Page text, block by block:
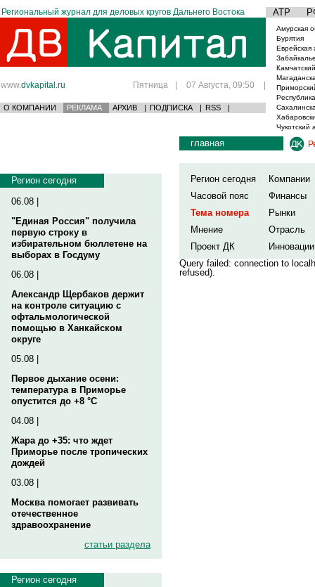
Региональный журнал для деловых кругов Дальнего Востока АТР
www.dvkapital.ru Пятница | 07 Августа, 09:50 |
О КОМПАНИИ РЕКЛАМА АРХИВ | ПОДПИСКА | RSS |
Амурская
Бурятия
Еврейская
Чукотский
Регион сегодня
06.08 |
"Единая Россия" получила
первую строку в
избирательном бюллетене на
выборах в Госдуму
06.08 |
Александр Щербаков держит
на контроле ситуацию с
офтальмологической
помощью в Ханкайском
округе
05.08 |
Первое дыхание осени:
температура в Приморье
опустится до +8 °C
04.08 |
Жара до +35: что ждет
Приморье после тропических
дождей
03.08 |
Москва помогает развивать
отечественное
здравоохранение
статьи раздела
Регион сегодня
главная
Регион сегодня
Компании
Часовой пояс
Финансы
Тема номера
Рынки
Мнение
Отрасль
Проект ДК
Инновации
Query failed: connection to
refused).